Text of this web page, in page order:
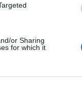
or Sharing
for which it
snage i jačanje
dinamičnu
vježbanje
da